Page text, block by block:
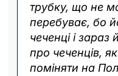
трубку, що не
перебуває, бо
чеченці і зараз
про чеченців,
поміняти на